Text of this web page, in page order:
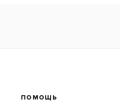
ПОМОЩЬ